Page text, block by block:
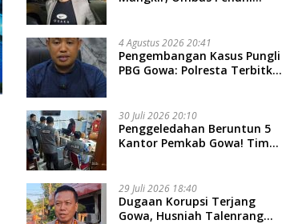
Pertanyaan
4 Agustus 2026 20:41
Pengembangan Kasus Pungli
PBG Gowa: Polresta Terbitkan
30 Juli 2026 20:10
Penggeledahan Beruntun 5
Kantor Pemkab Gowa! Tim
Rp16 Miliar
29 Juli 2026 18:40
Dugaan Korupsi Terjang
Gowa, Husniah Talenrang